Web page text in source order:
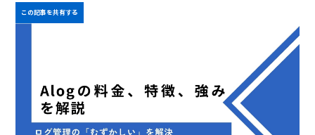
この記事を共有する